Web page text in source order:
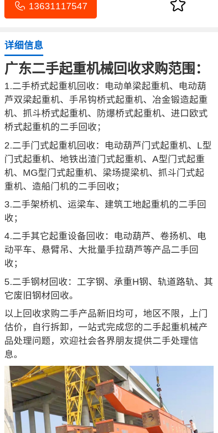
13631117547
详细信息
广东二手起重机械回收求购范围：
1.二手桥式起重机回收：电动单梁起重机、电动葫
芦双梁起重机、手吊钩桥式起重机、冶金锻造起重
机、抓斗桥式起重机、防爆桥式起重机、进口欧式
桥式起重机的二手回收；
2.二手门式起重机回收：电动葫芦门式起重机、L型
门式起重机、地铁出渣门式起重机、A型门式起重
机、MG型门式起重机、梁场提梁机、抓斗门式起
重机、造船门机的二手回收；
3.二手架桥机、运梁车、建筑工地起重机的二手回
收；
4.二手其它起重设备回收：电动葫芦、卷扬机、电
动平车、悬臂吊、大批量手拉葫芦等产品二手回
收；
5.二手钢材回收：工字钢、承重H钢、轨道路轨、其
它废旧钢材回收。
以上回收求购二手产品新旧均可，地区不限，上门
估价，自行拆卸，一站式完成您的二手起重机械产
品处理问题，欢迎社会各界朋友提供二手处理信
息。